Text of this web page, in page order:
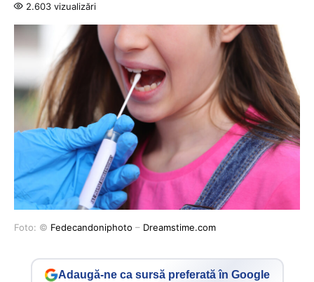
2.603 vizualizări
Foto: © Fedecandoniphoto – Dreamstime.com
Adaugă-ne ca sursă preferată în Google